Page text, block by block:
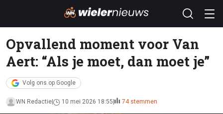
Opvallend moment voor Van
Aert: “Als je moet, dan moet je”
Volg ons op Google
WN Redactie 10 mei 2026 18:55 74 stemmen